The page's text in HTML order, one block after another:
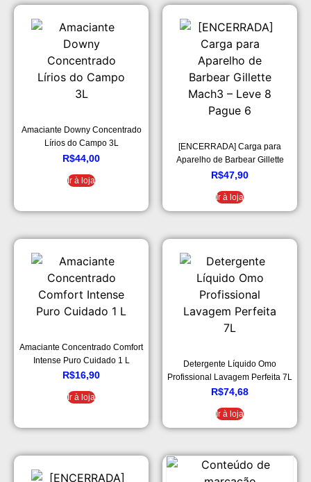
Amaciante Downy Concentrado
Lírios do Campo 3L
R$44,00
Ir à loja
[ENCERRADA] Carga para
Aparelho de Barbear Gillette
Mach3 – Leve 8 Pague 6
R$47,90
Ir à loja
Amaciante Concentrado Comfort
Intense Puro Cuidado 1 L
R$16,90
Ir à loja
Detergente Líquido Omo
Profissional Lavagem Perfeita 7L
R$74,68
Ir à loja